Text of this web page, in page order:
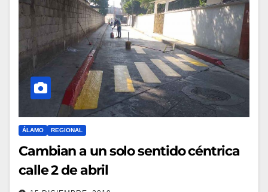
ÁLAMO REGIONAL
Cambian a un solo sentido céntrica
calle 2 de abril